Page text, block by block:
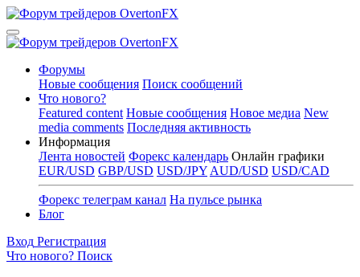
Форумы
Новые сообщения Поиск сообщений
Что нового?
Featured content Новые сообщения Новое медиа New
media comments Последняя активность
Информация
Лента новостей Форекс календарь Онлайн графики
EUR/USD GBP/USD USD/JPY AUD/USD USD/CAD
Форекс телеграм канал На пульсе рынка
Блог
Вход Регистрация
Что нового? Поиск